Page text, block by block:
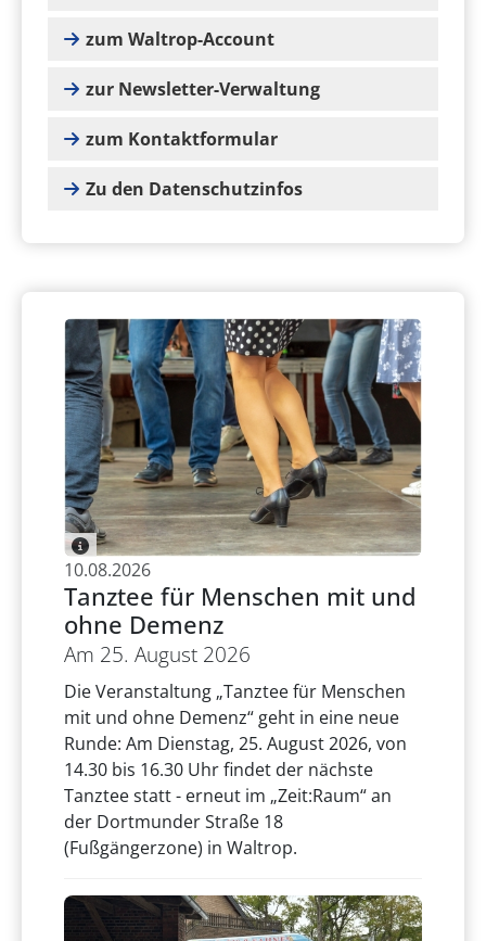
zum Waltrop-Account
zur Newsletter-Verwaltung
zum Kontaktformular
Zu den Datenschutzinfos
10.08.2026
Tanztee für Menschen mit und
ohne Demenz
Am 25. August 2026
Die Veranstaltung „Tanztee für Menschen
mit und ohne Demenz“ geht in eine neue
Runde: Am Dienstag, 25. August 2026, von
14.30 bis 16.30 Uhr findet der nächste
Tanztee statt - erneut im „Zeit:Raum“ an
der Dortmunder Straße 18
(Fußgängerzone) in Waltrop.